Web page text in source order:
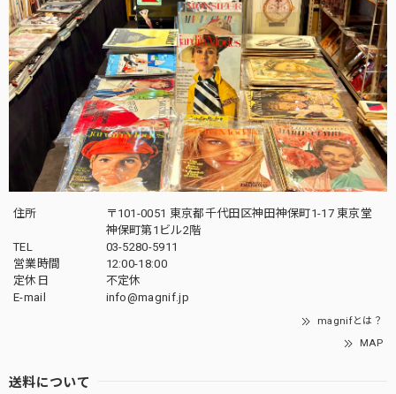
住所
〒101-0051 東京都千代田区神田神保町1-17 東京堂
神保町第1ビル2階
TEL
03-5280-5911
営業時間
12:00-18:00
定休日
不定休
E-mail
info@magnif.jp
magnifとは？
MAP
送料について